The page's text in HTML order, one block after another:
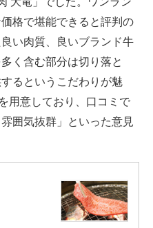
格で堪能できると評判の
い肉質、良いブランド牛
く含む部分は切り落と
るというこだわりが魅
用意しており、口コミで
囲気抜群」といった意見